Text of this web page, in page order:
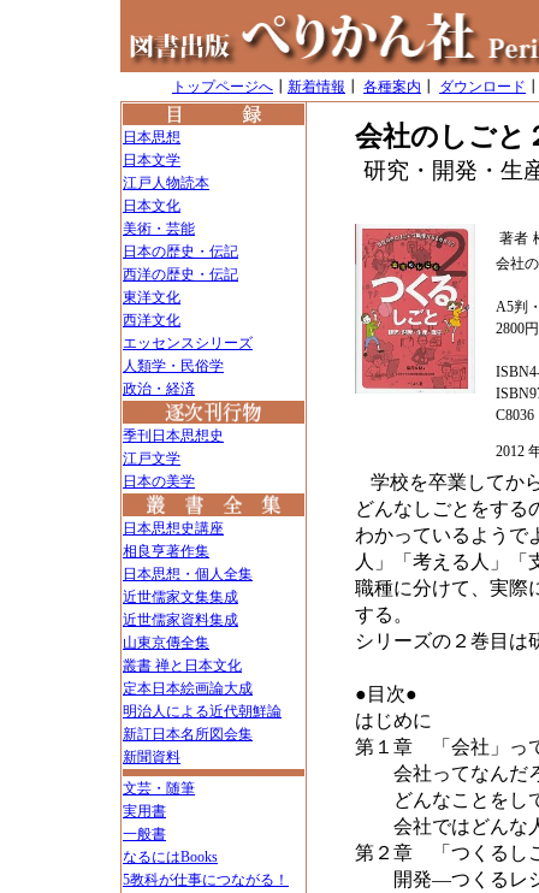
トップページへ 新着情報 各種案内 ダウンロード
日本思想
日本文学
江戸人物読本
日本文化
美術・芸能
日本の歴史・伝記
西洋の歴史・伝記
東洋文化
西洋文化
エッセンスシリーズ
人類学・民俗学
政治・経済
季刊日本思想史
江戸文学
日本の美学
日本思想史講座
相良亨著作集
日本思想・個人全集
近世儒家文集集成
近世儒家資料集成
山東京傳全集
叢書 禅と日本文化
定本日本絵画論大成
明治人による近代朝鮮論
新訂日本名所図会集
新聞資料
文芸・随筆
実用書
一般書
なるにはBooks
5教科が仕事につながる！
会社のしご
研究・開発・生
著者
会社
A5判
2800
C8036
2012
学校を卒業してか
どんなしごとをする
わかっているようで
人」「考える人」「
職種に分けて、実際
する。
シリーズの２巻目は
●目次●
はじめに
第１章 「会社」っ
会社ってなんだ
どんなことをし
会社ではどんな
第２章 「つくるし
開発―つくるレシ